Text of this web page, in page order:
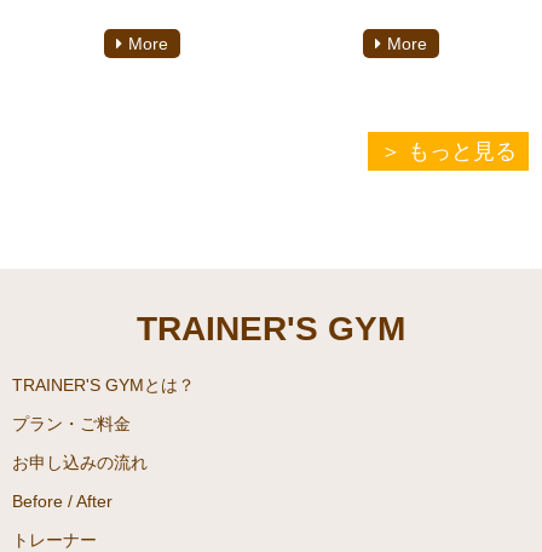
ね？そのような方向けに今回
ナーズジム)駒沢大学』にてパ
おります、松尾朋紀がご案内
致します。
More
思われます。しかしながら
ち合わせている食品です！是
非『ダイエット・筋肥大に効
専門パーソナルジム
More
もっと見る
TRAINER'S GYM
TRAINER'S GYMとは？
プラン・ご料金
お申し込みの流れ
Before / After
トレーナー